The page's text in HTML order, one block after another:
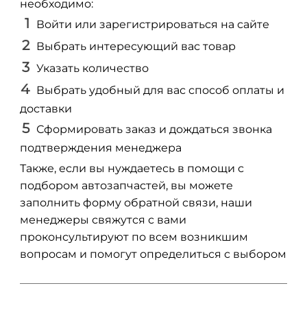
необходимо:
Войти или зарегистрироваться на сайте
Выбрать интересующий вас товар
Указать количество
Выбрать удобный для вас способ оплаты и
доставки
Сформировать заказ и дождаться звонка
подтверждения менеджера
Также, если вы нуждаетесь в помощи с
подбором автозапчастей, вы можете
заполнить форму обратной связи, наши
менеджеры свяжутся с вами
проконсультируют по всем возникшим
вопросам и помогут определиться с выбором